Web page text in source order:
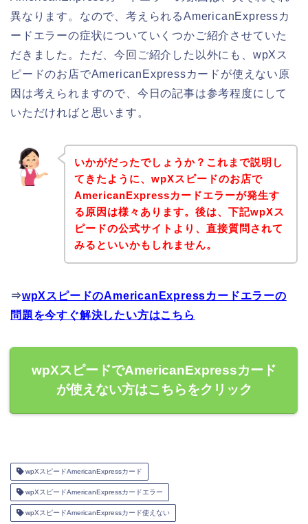
異なります。なので、考えられるAmericanExpressカ
ードエラーの症状についていくつかご紹介させていた
だきました。ただ、今回ご紹介した以外にも、wpXス
ピードのお店でAmericanExpressカードが使えない原
因は考えられますので、今日の記事は参考程度にして
いただければと思います。
いかがだったでしょうか？これまで説明し
てきたように、wpXスピードのお店で
AmericanExpressカードエラーが発生す
る原因は様々あります。後は、下記wpXス
ピードの公式サイトより、直接質問されて
みるといいかもしれません。
⇒wpXスピードのAmericanExpressカードエラーの
問題を今すぐ解決したい方はこちら
wpXスピードでAmericanExpressカード
が使えない方はこちらをクリック
wpXスピードAmericanExpressカード
wpXスピードAmericanExpressカードエラー
wpXスピードAmericanExpressカード使えない